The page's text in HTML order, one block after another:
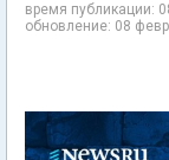
время публикации:
обновление: 08